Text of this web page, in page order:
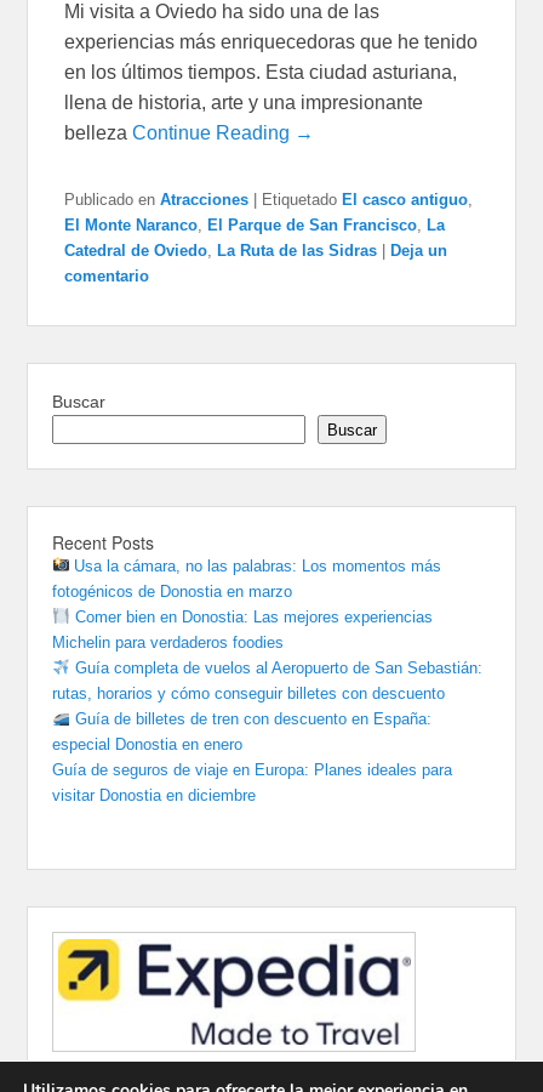
Mi visita a Oviedo ha sido una de las
experiencias más enriquecedoras que he tenido
en los últimos tiempos. Esta ciudad asturiana,
llena de historia, arte y una impresionante
bellezaContinue Reading →
Publicado en Atracciones Etiquetado El casco antiguo,
El Monte Naranco, El Parque de San Francisco, La
Catedral de Oviedo, La Ruta de las Sidras
Deja un
comentario
Buscar
Buscar
Recent Posts
Usa la cámara, no las palabras: Los momentos más
fotogénicos de Donostia en marzo
Comer bien en Donostia: Las mejores experiencias
Michelin para verdaderos foodies
Guía completa de vuelos al Aeropuerto de San Sebastián:
rutas, horarios y cómo conseguir billetes con descuento
Guía de billetes de tren con descuento en España:
especial Donostia en enero
Guía de seguros de viaje en Europa: Planes ideales para
visitar Donostia en diciembre